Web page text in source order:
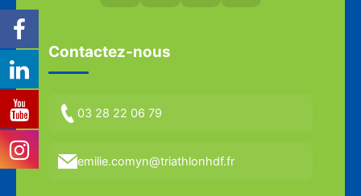
Contactez-nous
03 28 22 06 79
emilie.comyn@triathlonhdf.fr